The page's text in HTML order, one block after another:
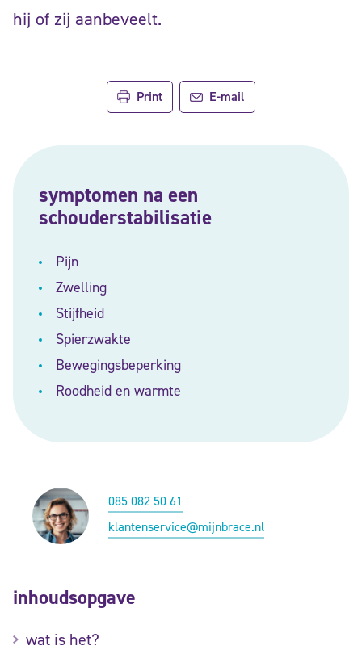
hij of zij aanbeveelt.
Print E-mail
symptomen na een
schouderstabilisatie
Pijn
Zwelling
Stijfheid
Spierzwakte
Bewegingsbeperking
Roodheid en warmte
085 082 50 61
klantenservice@mijnbrace.nl
inhoudsopgave
wat is het?